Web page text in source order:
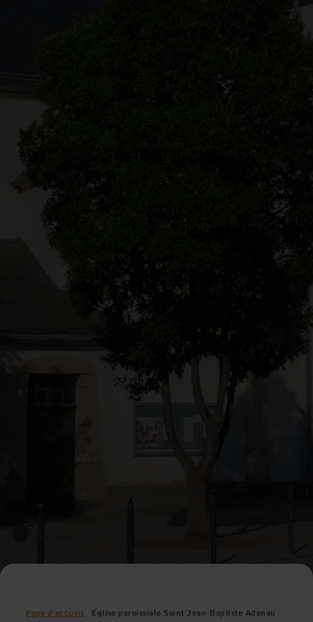
Page d'accueil Église paroissiale Saint Jean-Baptiste Adenau